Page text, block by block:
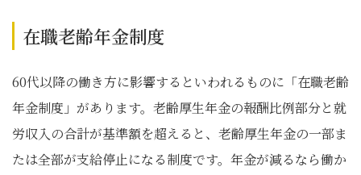
在職老齢年金制度
60代以降の働き方に影響するといわれるものに「在職老齢
年金制度」があります。老齢厚生年金の報酬比例部分と就
労収入の合計が基準額を超えると、老齢厚生年金の一部ま
たは全部が支給停止になる制度です。年金が減るなら働か